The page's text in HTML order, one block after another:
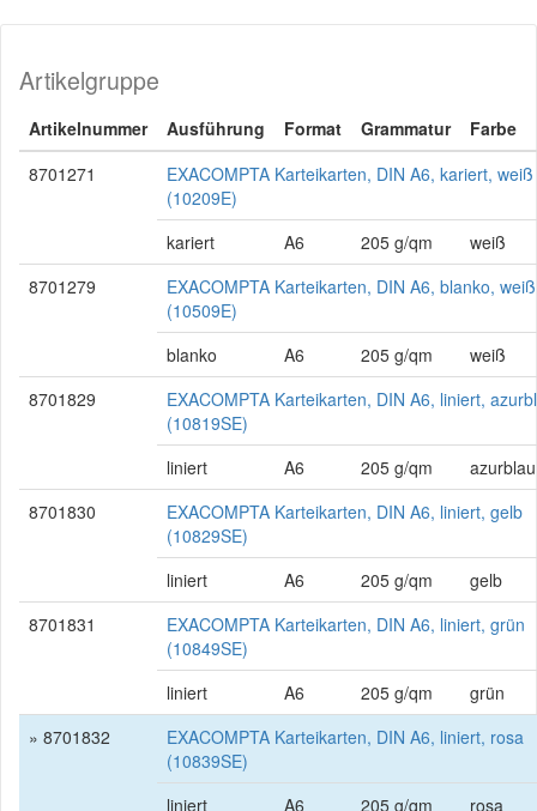
Artikelgruppe
Artikelnummer Ausführung Format Grammatur
Farbe
8701271
EXACOMPTA Karteikarten, DIN A6, kariert, weiß
(10209E)
kariert
A6 205 g/qm
weiß
8701279
EXACOMPTA Karteikarten, DIN A6, blanko, weiß
(10509E)
blanko
A6 205 g/qm
weiß
8701829
EXACOMPTA Karteikarten, DIN A6, liniert,
(10819SE)
liniert
A6 205 g/qm
azurblau
8701830
EXACOMPTA Karteikarten, DIN A6, liniert, gelb
(10829SE)
liniert
A6 205 g/qm
gelb
8701831
EXACOMPTA Karteikarten, DIN A6, liniert, grün
(10849SE)
liniert
A6 205 g/qm
grün
» 8701832
EXACOMPTA Karteikarten, DIN A6, liniert, rosa
(10839SE)
liniert
A6 205 g/qm
rosa